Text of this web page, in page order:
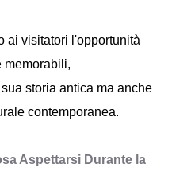
ai visitatori l'opportunità
memorabili,
storia antica ma anche
contemporanea.
Aspettarsi Durante la